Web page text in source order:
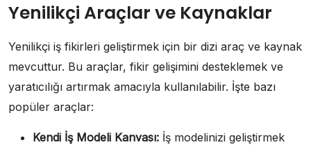
Yenilikçi Araçlar ve Kaynaklar
Yenilikçi iş fikirleri geliştirmek için bir dizi araç ve kaynak
mevcuttur. Bu araçlar, fikir gelişimini desteklemek ve
yaratıcılığı artırmak amacıyla kullanılabilir. İşte bazı
popüler araçlar:
Kendi İş Modeli Kanvası: İş modelinizi geliştirmek